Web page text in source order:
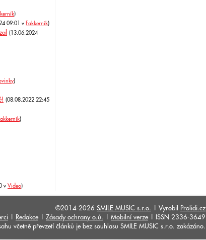
)
09:01 v Fakkerník)
(13.06.2024
)
(08.08.2022 22:45
)
v Video)
©2014-2026 SMILE MUSIC s.r.o. | Vyrobil
Prolidi.cz
Redakce Zásady ochrany o.ú. Mobilní verze | ISSN 2336-3649
včetně převzetí článků je bez souhlasu SMILE MUSIC s.r.o. zakázáno.